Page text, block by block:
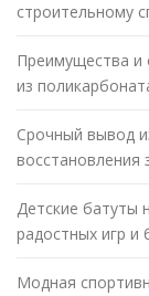
строительному
Преимущества и
из
Срочный вывод
восстановления
Детские батуты
радостных игр и
Модная